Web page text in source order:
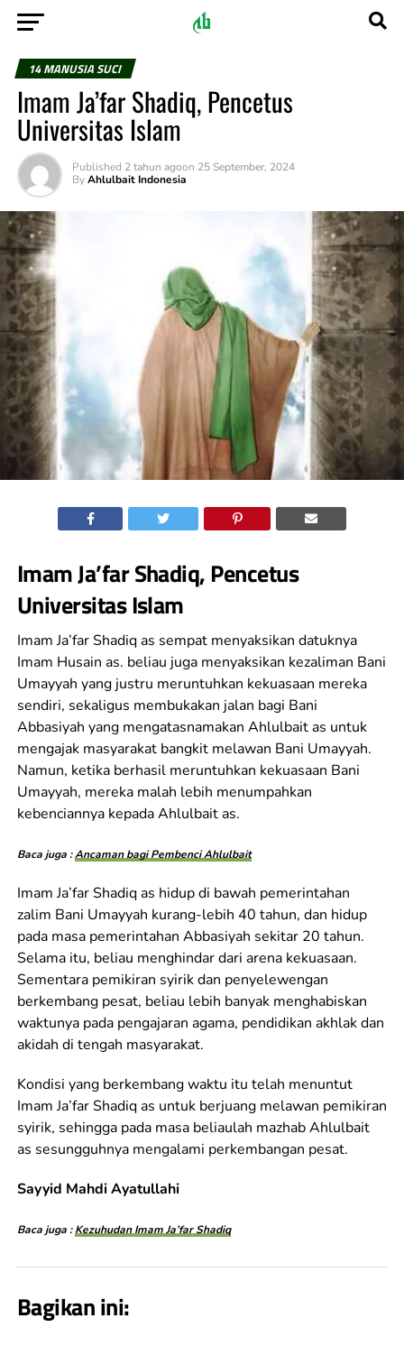
14 MANUSIA SUCI
Imam Ja’far Shadiq, Pencetus
Universitas Islam
Published 2 tahun agoon 25 September, 2024
By Ahlulbait Indonesia
Imam Ja’far Shadiq, Pencetus
Universitas Islam
Imam Ja’far Shadiq as sempat menyaksikan datuknya
Imam Husain as. beliau juga menyaksikan kezaliman Bani
Umayyah yang justru meruntuhkan kekuasaan mereka
sendiri, sekaligus membukakan jalan bagi Bani
Abbasiyah yang mengatasnamakan Ahlulbait as untuk
mengajak masyarakat bangkit melawan Bani Umayyah.
Namun, ketika berhasil meruntuhkan kekuasaan Bani
Umayyah, mereka malah lebih menumpahkan
kebenciannya kepada Ahlulbait as.
Baca juga :Ancaman bagi Pembenci Ahlulbait
Imam Ja’far Shadiq as hidup di bawah pemerintahan
zalim Bani Umayyah kurang-lebih 40 tahun, dan hidup
pada masa pemerintahan Abbasiyah sekitar 20 tahun.
Selama itu, beliau menghindar dari arena kekuasaan.
Sementara pemikiran syirik dan penyelewengan
berkembang pesat, beliau lebih banyak menghabiskan
waktunya pada pengajaran agama, pendidikan akhlak dan
akidah di tengah masyarakat.
Kondisi yang berkembang waktu itu telah menuntut
Imam Ja’far Shadiq as untuk berjuang melawan pemikiran
syirik, sehingga pada masa beliaulah mazhab Ahlulbait
as sesungguhnya mengalami perkembangan pesat.
Sayyid Mahdi Ayatullahi
Baca juga :Kezuhudan Imam Ja’far Shadiq
Bagikan ini: